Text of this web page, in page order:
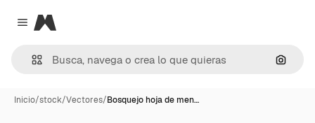
Close menu
Magnific
Inicio/stock/Vectores/Bosquejo hoja de men…